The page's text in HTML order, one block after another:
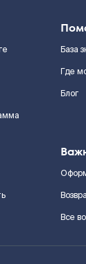
База
Где
Блог
Все